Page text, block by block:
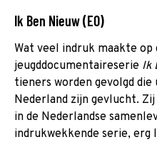
Ik Ben Nieuw (EO)
Wat veel indruk maakte op
jeugddocumentaireserie Ik
tieners worden gevolgd
Nederland zijn gevlucht.
in de Nederlandse
indrukwekkende serie, erg